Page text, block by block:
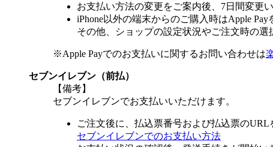
お支払い方法の変更をご案内後、7日間変更
iPhone以外の端末からのご購入時はApple
その他、ショップの設定状況やご注文時の選
※Apple Payでのお支払いに関するお問い合わせは
セブンイレブン（前払）
【備考】
セブンイレブンでお支払いいただけます。
ご注文後に、払込票番号および払込票の
セブンイレブンでのお支払い方法